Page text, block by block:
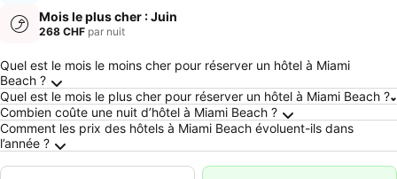
Mois le plus cher : Juin
268 CHF par nuit
Frequently Asked Questions about Miami
Quel est le mois le moins cher pour réserver un hôtel à Miami
Beach ?
Quel est le mois le plus cher pour réserver un hôtel à Miami Beach ?
Combien coûte une nuit d’hôtel à Miami Beach ?
Comment les prix des hôtels à Miami Beach évoluent-ils dans
l’année ?